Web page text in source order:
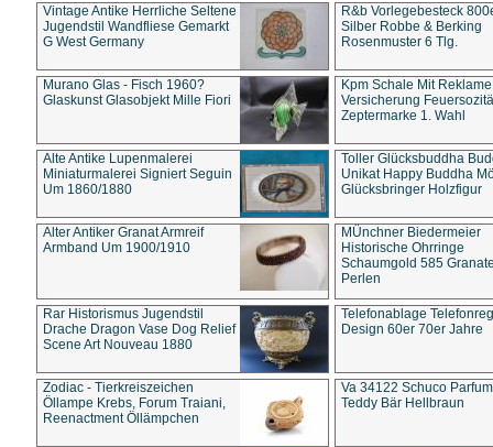
Vintage Antike Herrliche Seltene
Jugendstil Wandfliese Gemarkt
G West Germany
R&b Vorlegebesteck
Silber Robbe & Berking
Rosenmuster 6 Tlg.
Murano Glas - Fisch 1960?
Glaskunst Glasobjekt Mille Fiori
Kpm Schale Mit Reklame
Versicherung
Zeptermarke 1. Wahl
Alte Antike Lupenmalerei
Miniaturmalerei Signiert Seguin
Um 1860/1880
Toller Glücksbuddha
Unikat Happy Buddha
Glücksbringer Holzfigur
Alter Antiker Granat Armreif
Armband Um 1900/1910
MÜnchner Biedermeier
Historische Ohrringe
Schaumgold 585
Perlen
Rar Historismus Jugendstil
Drache Dragon Vase Dog Relief
Scene Art Nouveau 1880
Telefonablage
Design 60er 70er Jahre
Zodiac - Tierkreiszeichen
Öllampe Krebs, Forum Traiani,
Reenactment Öllämpchen
Va 34122 Schuco
Teddy Bär Hellbraun